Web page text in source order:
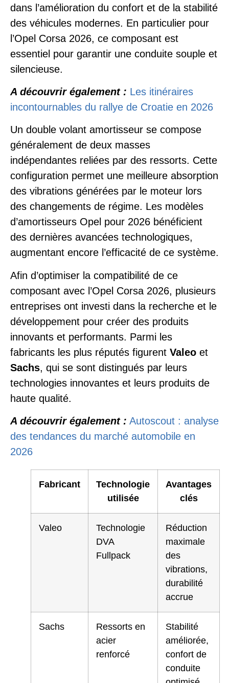
dans l’amélioration du confort et de la stabilité
des véhicules modernes. En particulier pour
l’Opel Corsa 2026, ce composant est
essentiel pour garantir une conduite souple et
silencieuse.
A découvrir également : Les itinéraires
incontournables du rallye de Croatie en 2026
Un double volant amortisseur se compose
généralement de deux masses
indépendantes reliées par des ressorts. Cette
configuration permet une meilleure absorption
des vibrations générées par le moteur lors
des changements de régime. Les modèles
d’amortisseurs Opel pour 2026 bénéficient
des dernières avancées technologiques,
augmentant encore l’efficacité de ce système.
Afin d’optimiser la compatibilité de ce
composant avec l’Opel Corsa 2026, plusieurs
entreprises ont investi dans la recherche et le
développement pour créer des produits
innovants et performants. Parmi les
fabricants les plus réputés figurent Valeo et
Sachs, qui se sont distingués par leurs
technologies innovantes et leurs produits de
haute qualité.
A découvrir également : Autoscout : analyse
des tendances du marché automobile en
2026
Fabricant
Technologie
utilisée
Avantages
clés
Valeo
Technologie
DVA
Fullpack
Réduction
maximale
des
vibrations,
durabilité
accrue
Sachs
Ressorts en
acier
renforcé
Stabilité
améliorée,
confort de
conduite